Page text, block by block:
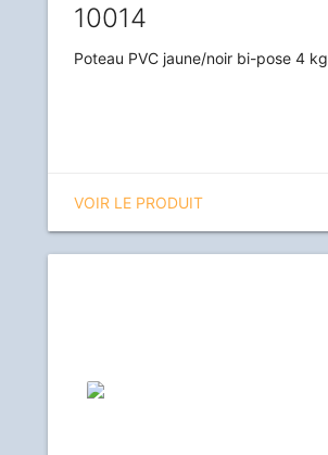
10014
Poteau PVC jaune/noir bi-pose 4 kg
VOIR LE PRODUIT